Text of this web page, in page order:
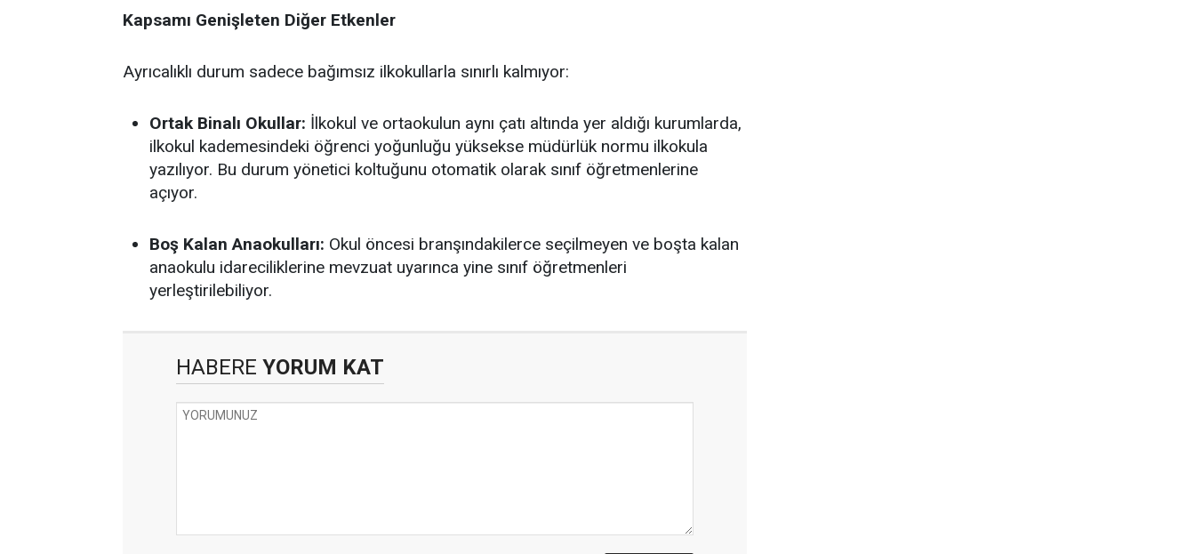
Kapsamı Genişleten Diğer Etkenler
Ayrıcalıklı durum sadece bağımsız ilkokullarla sınırlı kalmıyor:
Ortak Binalı Okullar: İlkokul ve ortaokulun aynı çatı altında yer aldığı kurumlarda,
ilkokul kademesindeki öğrenci yoğunluğu yüksekse müdürlük normu ilkokula
yazılıyor. Bu durum yönetici koltuğunu otomatik olarak sınıf öğretmenlerine
açıyor.
Boş Kalan Anaokulları: Okul öncesi branşındakilerce seçilmeyen ve boşta kalan
anaokulu idareciliklerine mevzuat uyarınca yine sınıf öğretmenleri
yerleştirilebiliyor.
HABERE YORUM KAT